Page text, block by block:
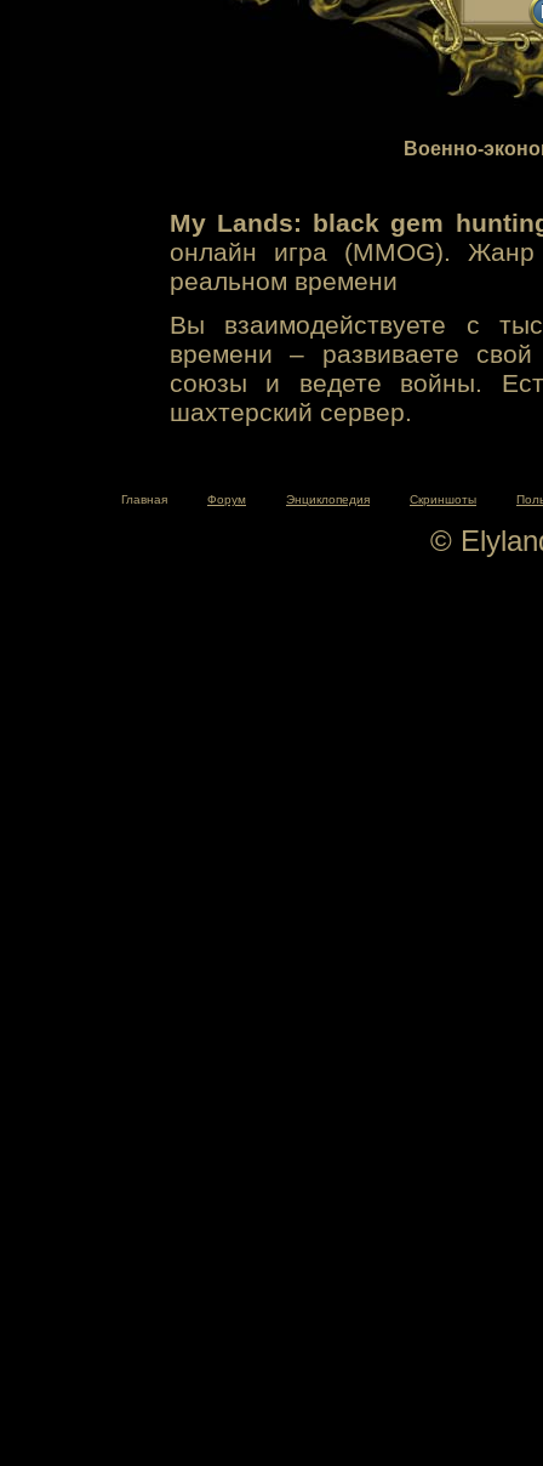
Военно-
My Lands: black gem
онлайн игра (MMOG). Жанр
реальном времени
Вы взаимодействуете с
времени – развиваете свой
союзы и ведете войны.
шахтерский сервер.
Главная Форум Энциклопедия Скриншоты
©